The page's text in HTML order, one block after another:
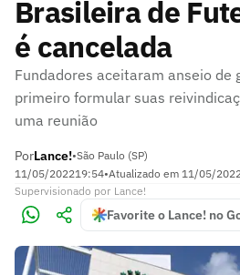
Brasileira de
é cancelada
Fundadores aceitaram anseio de
primeiro formular suas
uma reunião
PorLance!•São Paulo (SP)
11/05/202219:54•Atualizado em 11/05/
Supervisionado por Lance!
Favorite o Lance! no